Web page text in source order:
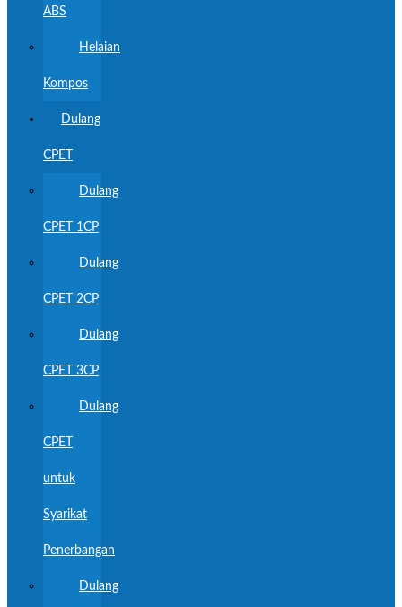
ABS
Helaian
Kompos
Dulang
CPET
Dulang
CPET 1CP
Dulang
CPET 2CP
Dulang
CPET 3CP
Dulang
CPET
untuk
Syarikat
Penerbangan
Dulang